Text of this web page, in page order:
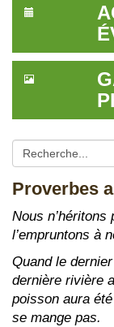
Proverbes
Nous
l’empruntons à
Quand le
dernière rivière
poisson aura
se mange pas.